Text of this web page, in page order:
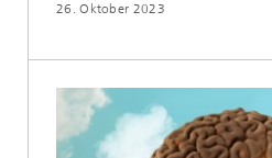
26. Oktober 2023